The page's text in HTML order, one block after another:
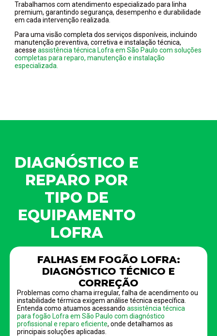
Trabalhamos com atendimento especializado para linha
premium, garantindo segurança, desempenho e durabilidade
em cada intervenção realizada.
Para uma visão completa dos serviços disponíveis, incluindo
manutenção preventiva, corretiva e instalação técnica,
acesse assistência técnica Lofra em São Paulo com soluções
completas para reparo, manutenção e instalação
especializada.
DIAGNÓSTICO E
REPARO POR
TIPO DE
EQUIPAMENTO
LOFRA
FALHAS EM FOGÃO LOFRA:
DIAGNÓSTICO TÉCNICO E
CORREÇÃO
Problemas como chama irregular, falha de acendimento ou
instabilidade térmica exigem análise técnica específica.
Entenda como atuamos acessando assistência técnica
para fogão Lofra em São Paulo com diagnóstico
profissional e reparo eficiente, onde detalhamos as
principais soluções aplicadas.